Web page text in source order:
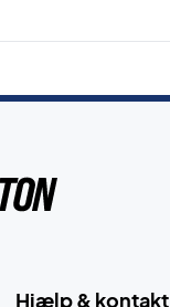
Hjælp & kontakt